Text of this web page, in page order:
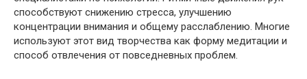
способствуют снижению стресса, улучшению
концентрации внимания и общему расслаблению. Многие
используют этот вид творчества как форму медитации и
способ отвлечения от повседневных проблем.